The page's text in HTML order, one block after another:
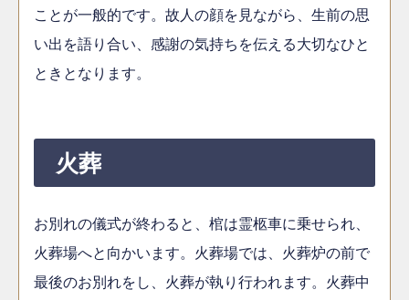
ことが一般的です。故人の顔を見ながら、生前の思
い出を語り合い、感謝の気持ちを伝える大切なひと
ときとなります。
火葬
お別れの儀式が終わると、棺は霊柩車に乗せられ、
火葬場へと向かいます。火葬場では、火葬炉の前で
最後のお別れをし、火葬が執り行われます。火葬中